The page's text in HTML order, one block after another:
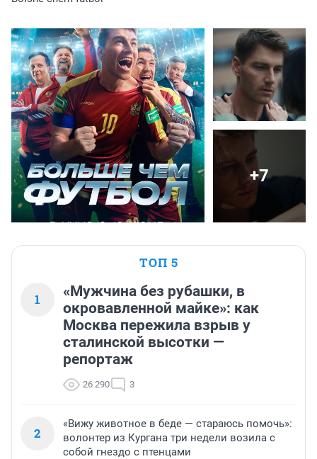
+7
ТОП 5
1
«Мужчина без рубашки, в
окровавленной майке»: как
Москва пережила взрыв у
сталинской высотки —
репортаж
26 290 3
2
«Вижу животное в беде — стараюсь помочь»:
волонтер из Кургана три недели возила с
собой гнездо с птенцами